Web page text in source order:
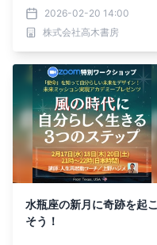
2026-02-20 14:00
株式会社高木書房
水瓶座の新月に奇跡を起こ
そう！